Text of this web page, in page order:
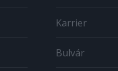
Karrier
Bulvár